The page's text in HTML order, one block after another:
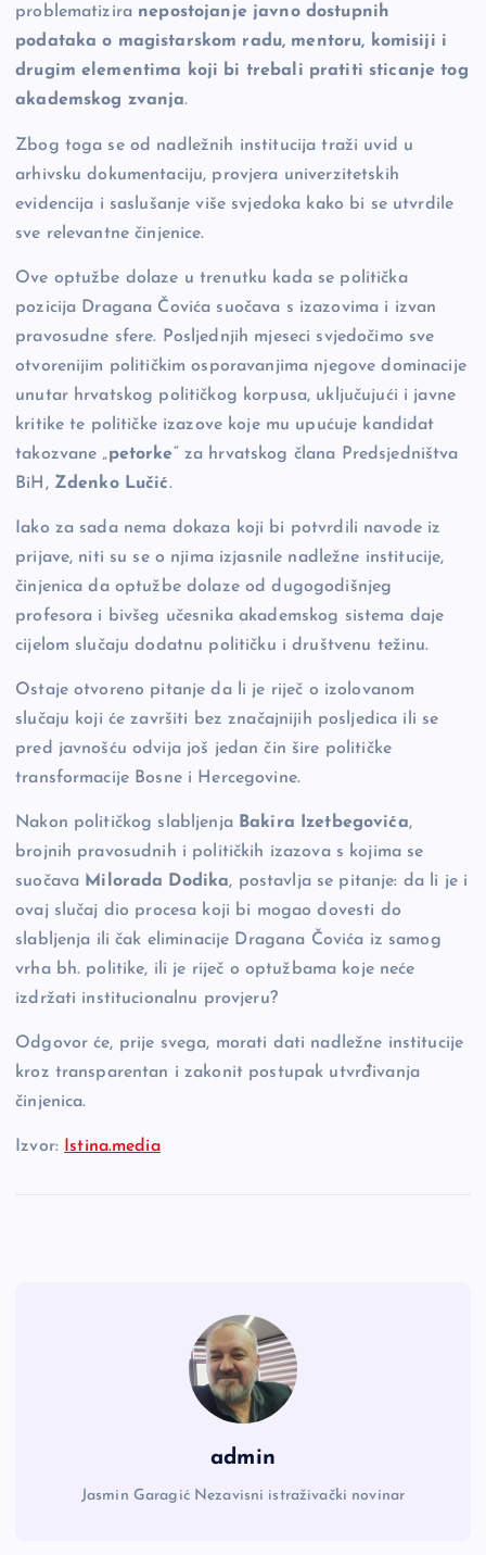
problematizira nepostojanje javno dostupnih
podataka o magistarskom radu, mentoru, komisiji i
drugim elementima koji bi trebali pratiti sticanje tog
akademskog zvanja.
Zbog toga se od nadležnih institucija traži uvid u
arhivsku dokumentaciju, provjera univerzitetskih
evidencija i saslušanje više svjedoka kako bi se utvrdile
sve relevantne činjenice.
Ove optužbe dolaze u trenutku kada se politička
pozicija Dragana Čovića suočava s izazovima i izvan
pravosudne sfere. Posljednjih mjeseci svjedočimo sve
otvorenijim političkim osporavanjima njegove dominacije
unutar hrvatskog političkog korpusa, uključujući i javne
kritike te političke izazove koje mu upućuje kandidat
takozvane „petorke“ za hrvatskog člana Predsjedništva
BiH, Zdenko Lučić.
Iako za sada nema dokaza koji bi potvrdili navode iz
prijave, niti su se o njima izjasnile nadležne institucije,
činjenica da optužbe dolaze od dugogodišnjeg
profesora i bivšeg učesnika akademskog sistema daje
cijelom slučaju dodatnu političku i društvenu težinu.
Ostaje otvoreno pitanje da li je riječ o izolovanom
slučaju koji će završiti bez značajnijih posljedica ili se
pred javnošću odvija još jedan čin šire političke
transformacije Bosne i Hercegovine.
Nakon političkog slabljenja Bakira Izetbegovića,
brojnih pravosudnih i političkih izazova s kojima se
suočava Milorada Dodika, postavlja se pitanje: da li je i
ovaj slučaj dio procesa koji bi mogao dovesti do
slabljenja ili čak eliminacije Dragana Čovića iz samog
vrha bh. politike, ili je riječ o optužbama koje neće
izdržati institucionalnu provjeru?
Odgovor će, prije svega, morati dati nadležne institucije
kroz transparentan i zakonit postupak utvrđivanja
činjenica.
Izvor: Istina.media
admin
Jasmin Garagić Nezavisni istraživački novinar